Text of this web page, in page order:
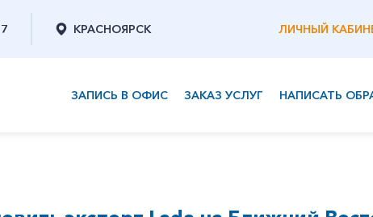
КРАСНОЯРСК ЛИЧНЫЙ
ЗАПИСЬ В ОФИС ЗАКАЗ УСЛУГ НАПИСАТЬ